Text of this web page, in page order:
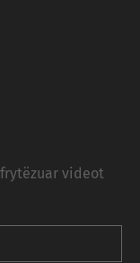
videot